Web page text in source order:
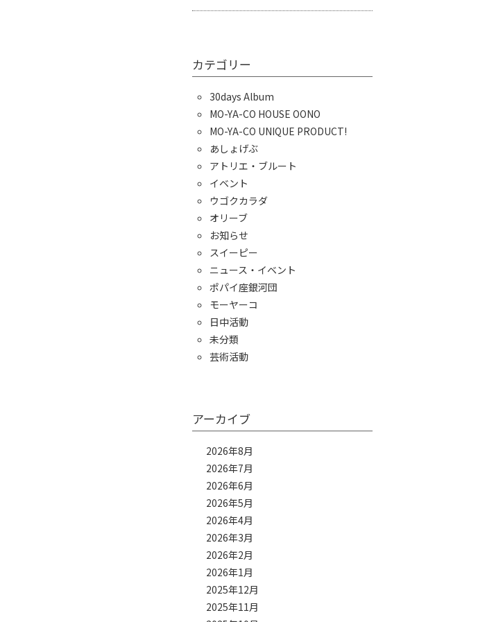
カテゴリー
30days Album
MO-YA-CO HOUSE OONO
MO-YA-CO UNIQUE PRODUCT!
あしょげぶ
アトリエ・ブルート
イベント
ウゴクカラダ
オリーブ
お知らせ
スイーピー
ニュース・イベント
ポパイ座銀河団
モーヤーコ
日中活動
未分類
芸術活動
アーカイブ
2026年8月
2026年7月
2026年6月
2026年5月
2026年4月
2026年3月
2026年2月
2026年1月
2025年12月
2025年11月